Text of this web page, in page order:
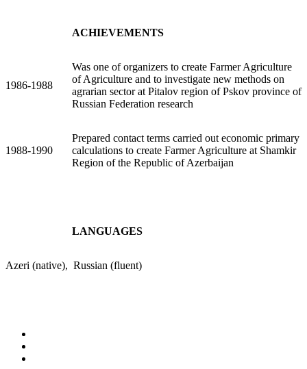
ACHIEVEMENTS
1986-1988
Was one of organizers to create Farmer Agriculture
of Agriculture and to investigate new methods on
agrarian sector at Pitalov region of Pskov province of
Russian Federation research
1988-1990
Prepared contact terms carried out economic primary
calculations to create Farmer Agriculture at Shamkir
Region of the Republic of Azerbaijan
LANGUAGES
Azeri (native), Russian (fluent)